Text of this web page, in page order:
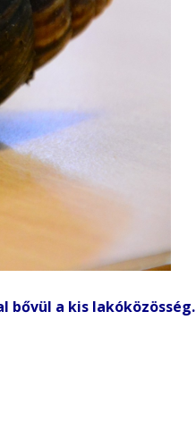
bővül a kis lakóközösség.